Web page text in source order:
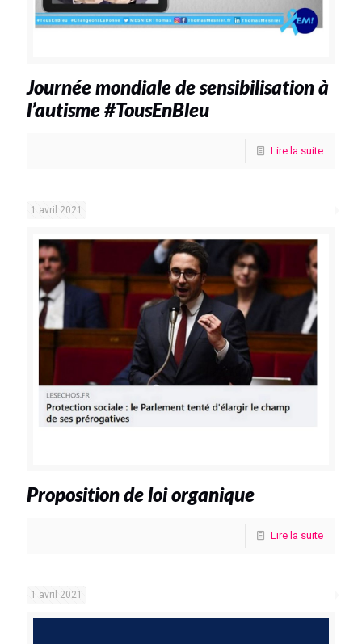
Journée mondiale de sensibilisation à
l’autisme #TousEnBleu
Lire la suite
1 avril 2021
Proposition de loi organique
Lire la suite
1 avril 2021